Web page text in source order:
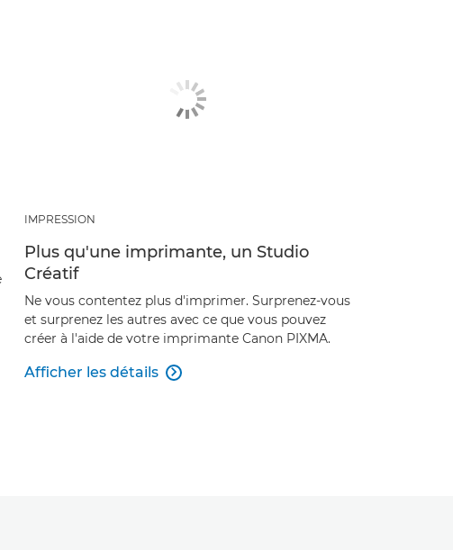
IMPRESSION
Plus qu'une imprimante, un Studio
Créatif
Ne vous contentez plus d'imprimer. Surprenez-vous
et surprenez les autres avec ce que vous pouvez
créer à l'aide de votre imprimante Canon PIXMA.
Afficher les détails 